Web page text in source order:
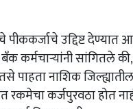
उद्दिष्ट देण्यात
कर्मचाऱ्यांनी सांगितले
पाहता नाशिक
रकमेचा कर्जपुरवठा होत